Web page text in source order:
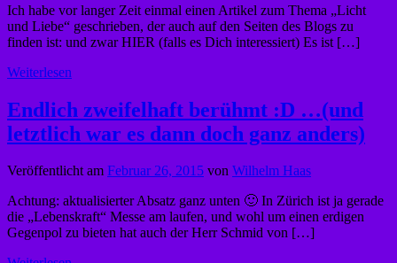
Ich habe vor langer Zeit einmal einen Artikel zum Thema „Licht
und Liebe“ geschrieben, der auch auf den Seiten des Blogs zu
finden ist: und zwar HIER (falls es Dich interessiert) Es ist […]
Weiterlesen
Endlich zweifelhaft berühmt :D …(und
letztlich war es dann doch ganz anders)
Veröffentlicht am Februar 26, 2015 von Wilhelm Haas
Achtung: aktualisierter Absatz ganz unten 🙂 In Zürich ist ja gerade
die „Lebenskraft“ Messe am laufen, und wohl um einen erdigen
Gegenpol zu bieten hat auch der Herr Schmid von […]